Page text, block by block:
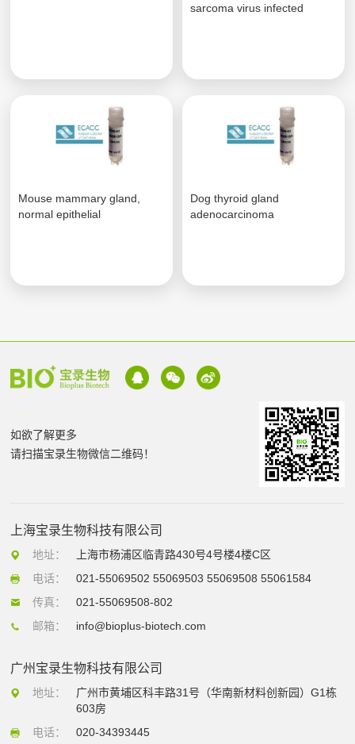
sarcoma virus infected
Mouse mammary gland,
normal epithelial
Dog thyroid gland
adenocarcinoma
如欲了解更多
请扫描宝录生物微信二维码！
上海宝录生物科技有限公司
地址：
上海市杨浦区临青路430号4号楼4楼C区
电话：
021-55069502 55069503 55069508 55061584
传真：
021-55069508-802
邮箱：
info@bioplus-biotech.com
广州宝录生物科技有限公司
地址：
广州市黄埔区科丰路31号（华南新材料创新园）G1栋
603房
电话：
020-34393445